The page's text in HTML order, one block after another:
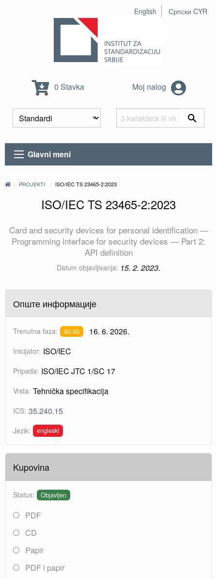
English Српски CYR
0 Stavka Moj nalog
Glavni meni
PROJEKTI ISO/IEC TS 23465-2:2023
ISO/IEC TS 23465-2:2023
Card and security devices for personal identification —
Programming interface for security devices — Part 2:
API definition
Datum objavljivanja: 15. 2. 2023.
Опште информације
Trenutna faza: 90.93 16. 6. 2026.
Inicijator: ISO/IEC
Pripada: ISO/IEC JTC 1/SC 17
Vrsta: Tehnička specifikacija
ICS: 35.240.15
Jezik: engleski
Kupovina
Status: Objavljen
PDF
CD
Papir
PDF i papir